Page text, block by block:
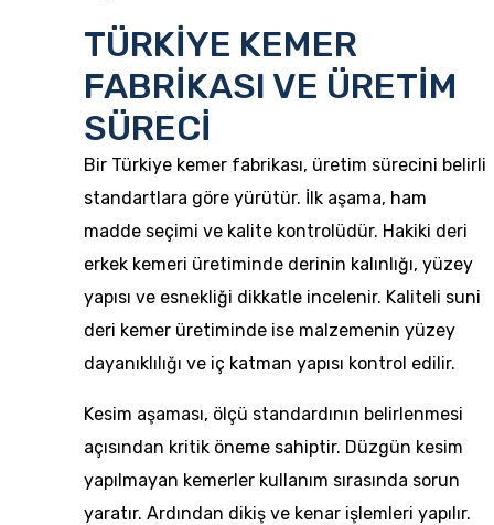
TÜRKİYE KEMER
FABRİKASI VE ÜRETİM
SÜRECİ
Bir Türkiye kemer fabrikası, üretim sürecini belirli
standartlara göre yürütür. İlk aşama, ham
madde seçimi ve kalite kontrolüdür. Hakiki deri
erkek kemeri üretiminde derinin kalınlığı, yüzey
yapısı ve esnekliği dikkatle incelenir. Kaliteli suni
deri kemer üretiminde ise malzemenin yüzey
dayanıklılığı ve iç katman yapısı kontrol edilir.
Kesim aşaması, ölçü standardının belirlenmesi
açısından kritik öneme sahiptir. Düzgün kesim
yapılmayan kemerler kullanım sırasında sorun
yaratır. Ardından dikiş ve kenar işlemleri yapılır.